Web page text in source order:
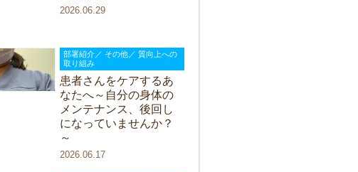
2026.06.29
部署紹介／ その他／ 質向上への
取り組み
患者さんをケアするあ
なたへ～自分の身体の
メンテナンス、後回し
になっていませんか？
～
2026.06.17